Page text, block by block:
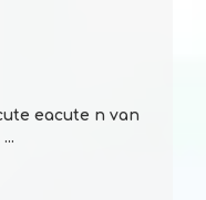
eacute n van